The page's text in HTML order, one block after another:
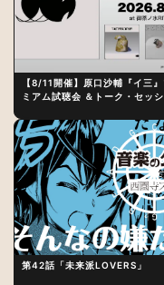
【8/11開催】原口沙輔『イ三
ミアム試聴会 ＆トーク・セッシ
制作秘話
第42話「未来派LOVERS」